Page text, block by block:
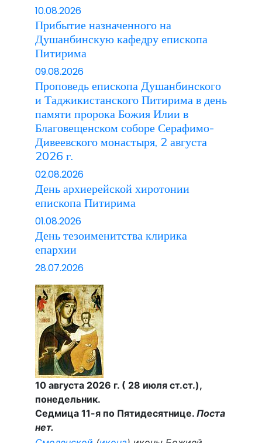
10.08.2026
Прибытие назначенного на
Душанбинскую кафедру епископа
Питирима
09.08.2026
Проповедь епископа Душанбинского
и Таджикистанского Питирима в день
памяти пророка Божия Илии в
Благовещенском соборе Серафимо-
Дивеевского монастыря, 2 августа
2026 г.
02.08.2026
День архиерейской хиротонии
епископа Питирима
01.08.2026
День тезоименитства клирика
епархии
28.07.2026
10 августа 2026 г. ( 28 июля ст.ст.),
понедельник.
Седмица 11-я по Пятидесятнице. Поста
нет.